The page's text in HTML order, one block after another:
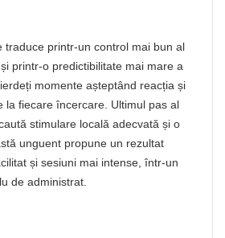
traduce printr‑un control mai bun al
printr‑o predictibilitate mai mare a
momente așteptând reacția și
la fiecare încercare. Ultimul pas al
stimulare locală adecvată și o
unguent propune un rezultat
și sesiuni mai intense, într‑un
de administrat.